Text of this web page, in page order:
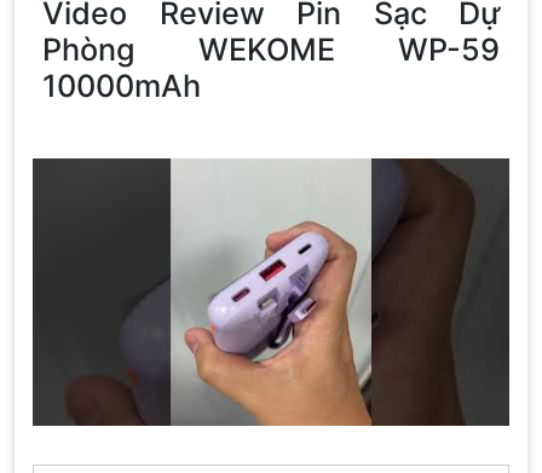
Video Review Pin Sạc Dự
Phòng WEKOME WP-59
10000mAh